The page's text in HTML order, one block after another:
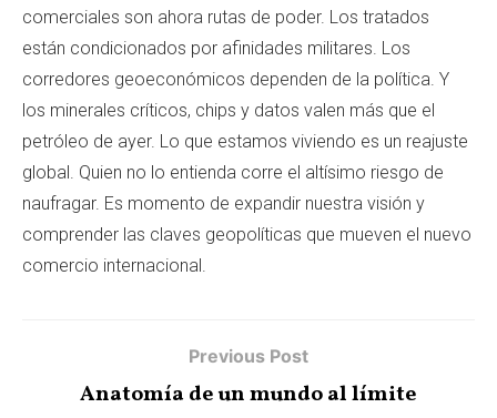
comerciales son ahora rutas de poder. Los tratados
están condicionados por afinidades militares. Los
corredores geoeconómicos dependen de la política. Y
los minerales críticos, chips y datos valen más que el
petróleo de ayer. Lo que estamos viviendo es un reajuste
global. Quien no lo entienda corre el altísimo riesgo de
naufragar. Es momento de expandir nuestra visión y
comprender las claves geopolíticas que mueven el nuevo
comercio internacional.
Previous Post
Anatomía de un mundo al límite